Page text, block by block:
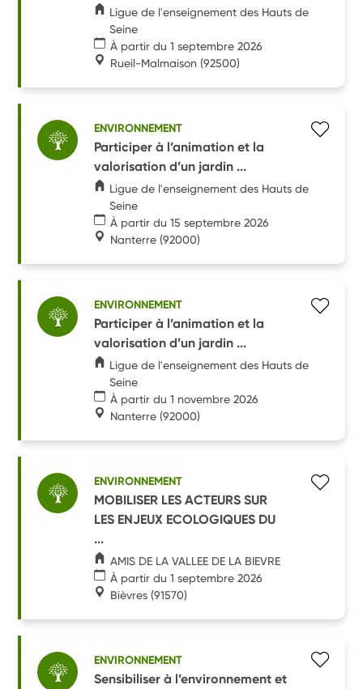
Ligue de l'enseignement des Hauts de
Seine
À partir du 1 septembre 2026
Rueil-Malmaison (92500)
ENVIRONNEMENT
Participer à l’animation et la
valorisation d’un jardin ...
Ligue de l'enseignement des Hauts de
Seine
À partir du 15 septembre 2026
Nanterre (92000)
ENVIRONNEMENT
Participer à l’animation et la
valorisation d’un jardin ...
Ligue de l'enseignement des Hauts de
Seine
À partir du 1 novembre 2026
Nanterre (92000)
ENVIRONNEMENT
MOBILISER LES ACTEURS SUR
LES ENJEUX ECOLOGIQUES DU
...
AMIS DE LA VALLEE DE LA BIEVRE
À partir du 1 septembre 2026
Bièvres (91570)
ENVIRONNEMENT
Sensibiliser à l’environnement et